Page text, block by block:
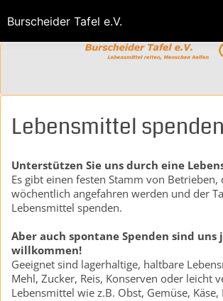
Lebensmittel spenden
Unterstützen Sie uns durch eine
Es gibt einen festen Stamm von
wöchentlich angefahren werden und der
Lebensmittel spenden.
Aber auch spontane Spenden sind uns
willkommen!
Geeignet sind lagerhaltige, haltbare
Mehl, Zucker, Reis, Konserven oder leicht
Lebensmittel wie z.B. Obst, Gemüse,
Burscheider Tafel e.V.